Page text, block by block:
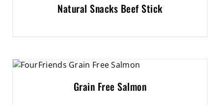
Natural Snacks Beef Stick
Grain Free Salmon